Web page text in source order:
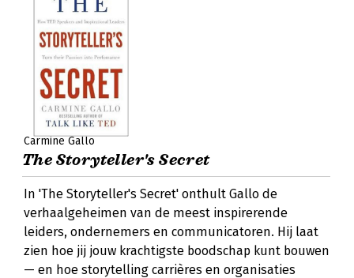
Carmine Gallo
The Storyteller's Secret
In 'The Storyteller's Secret' onthult Gallo de
verhaalgeheimen van de meest inspirerende
leiders, ondernemers en communicatoren. Hij laat
zien hoe jij jouw krachtigste boodschap kunt bouwen
— en hoe storytelling carrières en organisaties